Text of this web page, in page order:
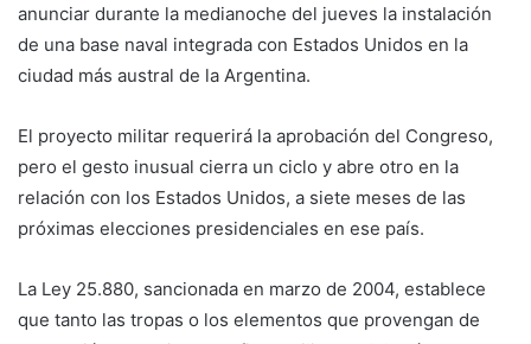
anunciar durante la medianoche del jueves la instalación
de una base naval integrada con Estados Unidos en la
ciudad más austral de la Argentina.
El proyecto militar requerirá la aprobación del Congreso,
pero el gesto inusual cierra un ciclo y abre otro en la
relación con los Estados Unidos, a siete meses de las
próximas elecciones presidenciales en ese país.
La Ley 25.880, sancionada en marzo de 2004, establece
que tanto las tropas o los elementos que provengan de